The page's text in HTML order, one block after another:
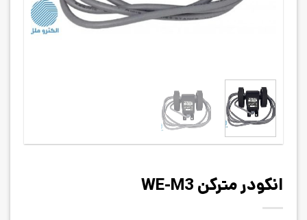
انکودر مترکن WE-M3